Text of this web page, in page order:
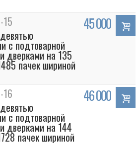
15
с подтоварной
дверками на 135
пачек шириной
45 000
16
с подтоварной
дверками на 144
пачек шириной
46 000